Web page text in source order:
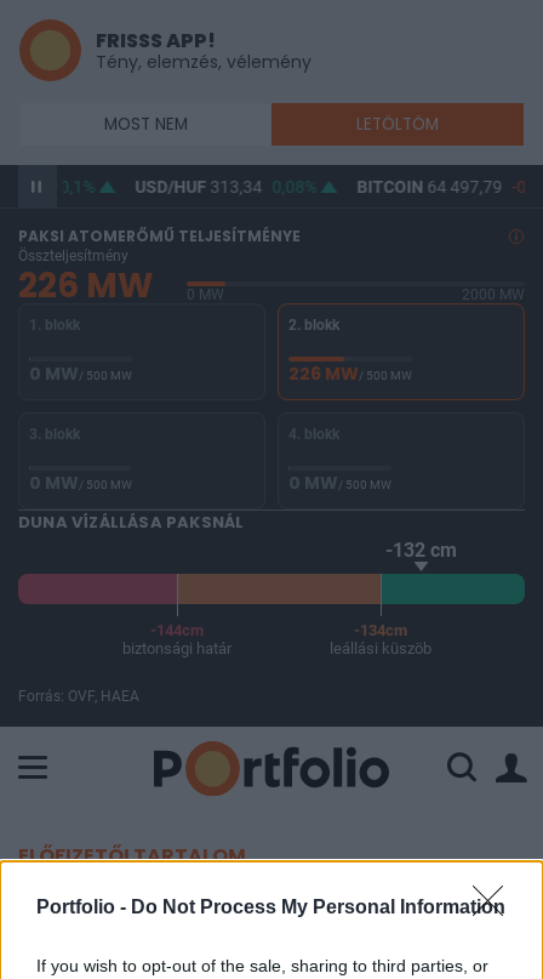
Portfolio - Do Not Process My Personal Information
If you wish to opt-out of the sale, sharing to third parties, or
FRISSS APP!
Tény, elemzés, vélemény
MOST NEM LETÖLTÖM
0,1% USD/HUF313,34 0,08% BITCOIN64 497,79 -
PAKSI ATOMERŐMŰ TELJESÍTMÉNYE
Összteljesítmény
226 MW 0 MW
2000 MW
1. blokk
0 MW/ 500 MW
2. blokk
226 MW/ 500 MW
3. blokk
0 MW/ 500 MW
4. blokk
0 MW/ 500 MW
DUNA VÍZÁLLÁSA PAKSNÁL
-132 cm
-144cm
biztonsági határ
-134cm
leállási küszöb
Forrás: OVF, HAEA
ELŐFIZETŐI TARTALOM
Ismét a bankszektorra figyel
Európa